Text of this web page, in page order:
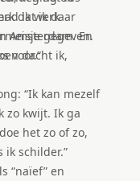
dat ik daar
gegeven.
voor.”
ik werk
Amsterdam. En
dacht ik,
“Ik kan mezelf
zo kwijt. Ik ga
het zo of zo,
schilder.”
“naïef” en